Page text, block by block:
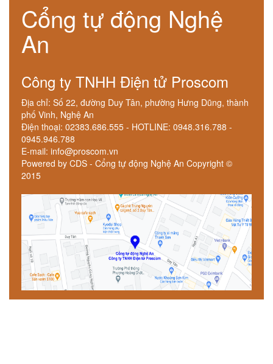
Cổng tự động Nghệ
An
Công ty TNHH Điện tử Proscom
Địa chỉ: Số 22, đường Duy Tân, phường Hưng Dũng, thành
phố Vinh, Nghệ An
Điện thoại: 02383.686.555 - HOTLINE: 0948.316.788 -
0945.946.788
E-mail: info@proscom.vn
Powered by CDS - Cổng tự động Nghệ An Copyright ©
2015